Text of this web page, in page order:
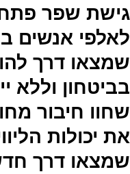
גישת שפר
לאלפי אנשים
שמצאו דרך
בביטחון וללא
שחוו חיבור
את יכולות
שמצאו דרך